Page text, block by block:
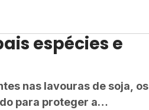
espécies e
nas lavouras de soja, os
para proteger a